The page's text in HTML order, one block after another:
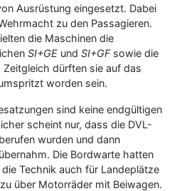
Ausrüstung eingesetzt. Dabei
zu den Passagieren.
die Maschinen die
SI+GE undSI+GFsowie die
Zeitgleich dürften sie auf das
worden sein.
sind keine endgültigen
scheint nur, dass die DVL-
wurden und dann
Die Bordwarte hatten
Technik auch für Landeplätze
über Motorräder mit Beiwagen.